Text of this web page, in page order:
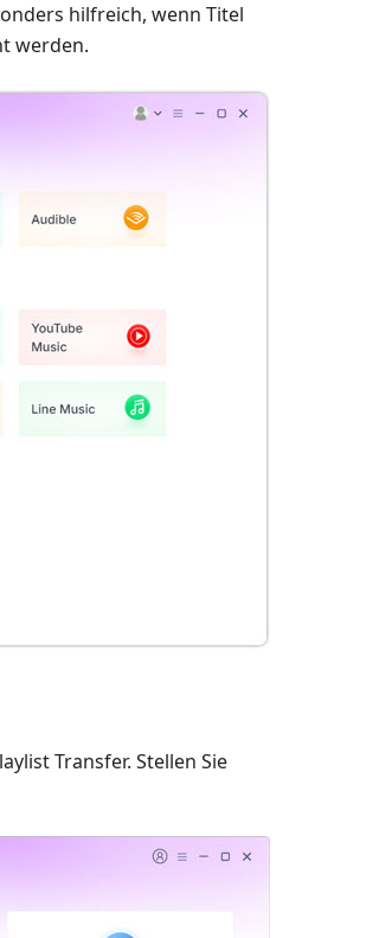
hilfreich, wenn Titel
werden.
Transfer. Stellen Sie